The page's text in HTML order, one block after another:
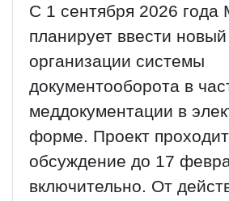
С 1 сентября 2026 года
планирует ввести
организации системы
документооборота в
меддокументации в
форме. Проект
обсуждение до 17
включительно. От